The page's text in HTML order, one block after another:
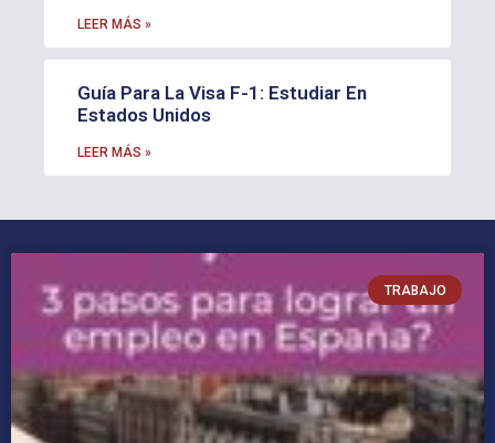
LEER MÁS »
Guía Para La Visa F-1: Estudiar En
Estados Unidos
LEER MÁS »
TRABAJO